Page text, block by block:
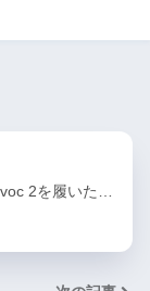
2を履いた…